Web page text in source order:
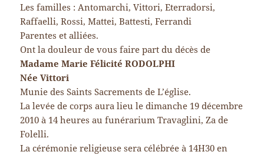
Les familles : Antomarchi, Vittori, Eterradorsi,
Raffaelli, Rossi, Mattei, Battesti, Ferrandi
Parentes et alliées.
Ont la douleur de vous faire part du décès de
Madame Marie Félicité RODOLPHI
Née Vittori
Munie des Saints Sacrements de L’église.
La levée de corps aura lieu le dimanche 19 décembre
2010 à 14 heures au funérarium Travaglini, Za de
Folelli.
La cérémonie religieuse sera célébrée à 14H30 en